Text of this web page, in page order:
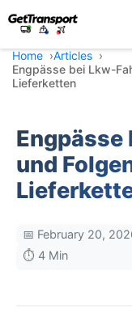
Home
Articles
Engpässe bei Lkw-
Lieferketten
Engpässe
und
📅 February 20,
⏱️ 4 Min